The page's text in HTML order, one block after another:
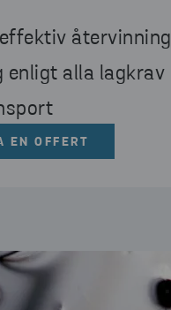
återvinning
enligt alla lagkrav
EN OFFERT